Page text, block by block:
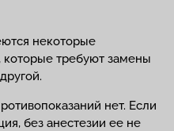
некоторые
которые требуют замены
нет. Если
без анестезии ее не